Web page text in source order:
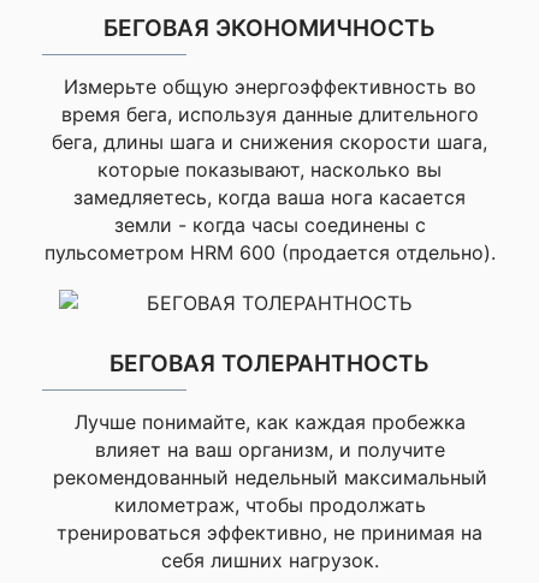
Самовывоз
Приложение Garmin ЕКГ
Да
Многодиапазонный GPS
Да
Хранение музыки
БЕГОВАЯ ЭКОНОМИЧНОСТЬ
Измерьте общую энергоэффективность во
время бега, используя данные длительного
бега, длины шага и снижения скорости шага,
которые показывают, насколько вы
замедляетесь, когда ваша нога касается
земли - когда часы соединены с
пульсометром HRM 600 (продается отдельно).
БЕГОВАЯ ТОЛЕРАНТНОСТЬ
Лучше понимайте, как каждая пробежка
влияет на ваш организм, и получите
рекомендованный недельный максимальный
километраж, чтобы продолжать
тренироваться эффективно, не принимая на
себя лишних нагрузок.
Спустя месяц
использования
могу сказать,
что это лучший
спортивный
гаджет, который
у меня был.
Автономности
хватает на
ежедневными
тренировками и
GPS. Смарт-
уведомления
работают
отлично.
Заметно